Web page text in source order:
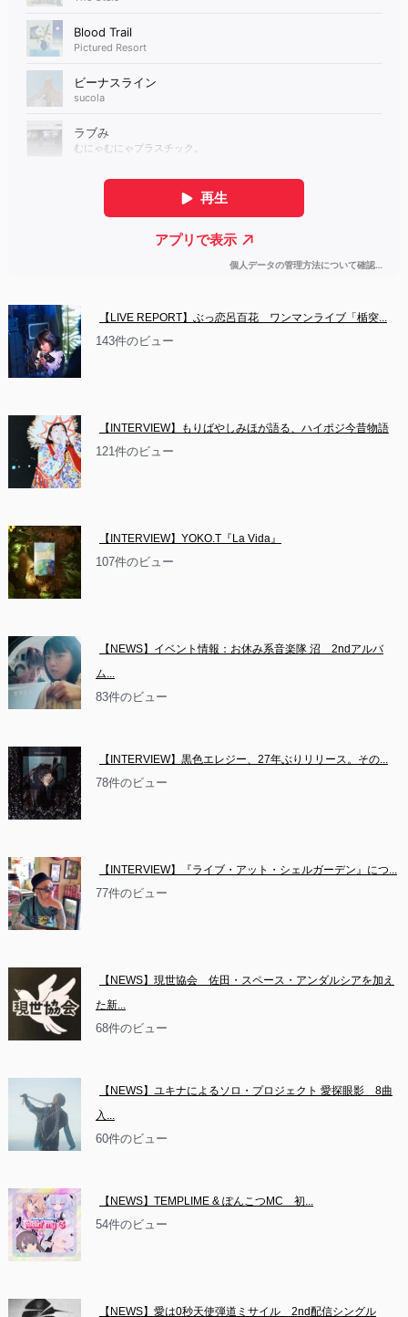
【LIVE REPORT】ぶっ恋呂百花　ワンマンライブ「楯突...
143件のビュー
【INTERVIEW】もりばやしみほが語る、ハイポジ今昔物語
121件のビュー
【INTERVIEW】YOKO.T『La Vida』
107件のビュー
【NEWS】イベント情報：お休み系音楽隊 沼　2ndアルバ
ム...
83件のビュー
【INTERVIEW】黒色エレジー、27年ぶりリリース。その...
78件のビュー
【INTERVIEW】『ライブ・アット・シェルガーデン』につ...
77件のビュー
【NEWS】現世協会　佐田・スペース・アンダルシアを加え
た新...
68件のビュー
【NEWS】ユキナによるソロ・プロジェクト 愛探眼影　8曲
入...
60件のビュー
【NEWS】TEMPLIME & ぽんこつMC　初...
54件のビュー
【NEWS】愛は0秒天使弾道ミサイル　2nd配信シングル